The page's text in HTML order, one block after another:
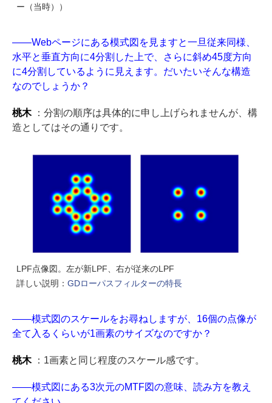
ー（当時））
――Webページにある模式図を見ますと一旦従来同様、
水平と垂直方向に4分割した上で、さらに斜め45度方向
に4分割しているように見えます。だいたいそんな構造
なのでしょうか？
桃木 ：分割の順序は具体的に申し上げられませんが、構
造としてはその通りです。
LPF点像図。左が新LPF、右が従来のLPF
詳しい説明： GDローパスフィルターの特長
――模式図のスケールをお尋ねしますが、16個の点像が
全て入るくらいが1画素のサイズなのですか？
桃木 ：1画素と同じ程度のスケール感です。
――模式図にある3次元のMTF図の意味、読み方を教え